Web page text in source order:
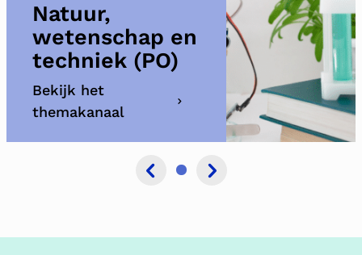
Natuur,
wetenschap en
techniek (PO)
Bekijk het
themakanaal